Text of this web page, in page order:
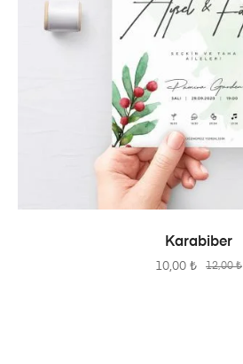
SEPETE EKLE
Karabiber
12,00₺
10,00 ₺